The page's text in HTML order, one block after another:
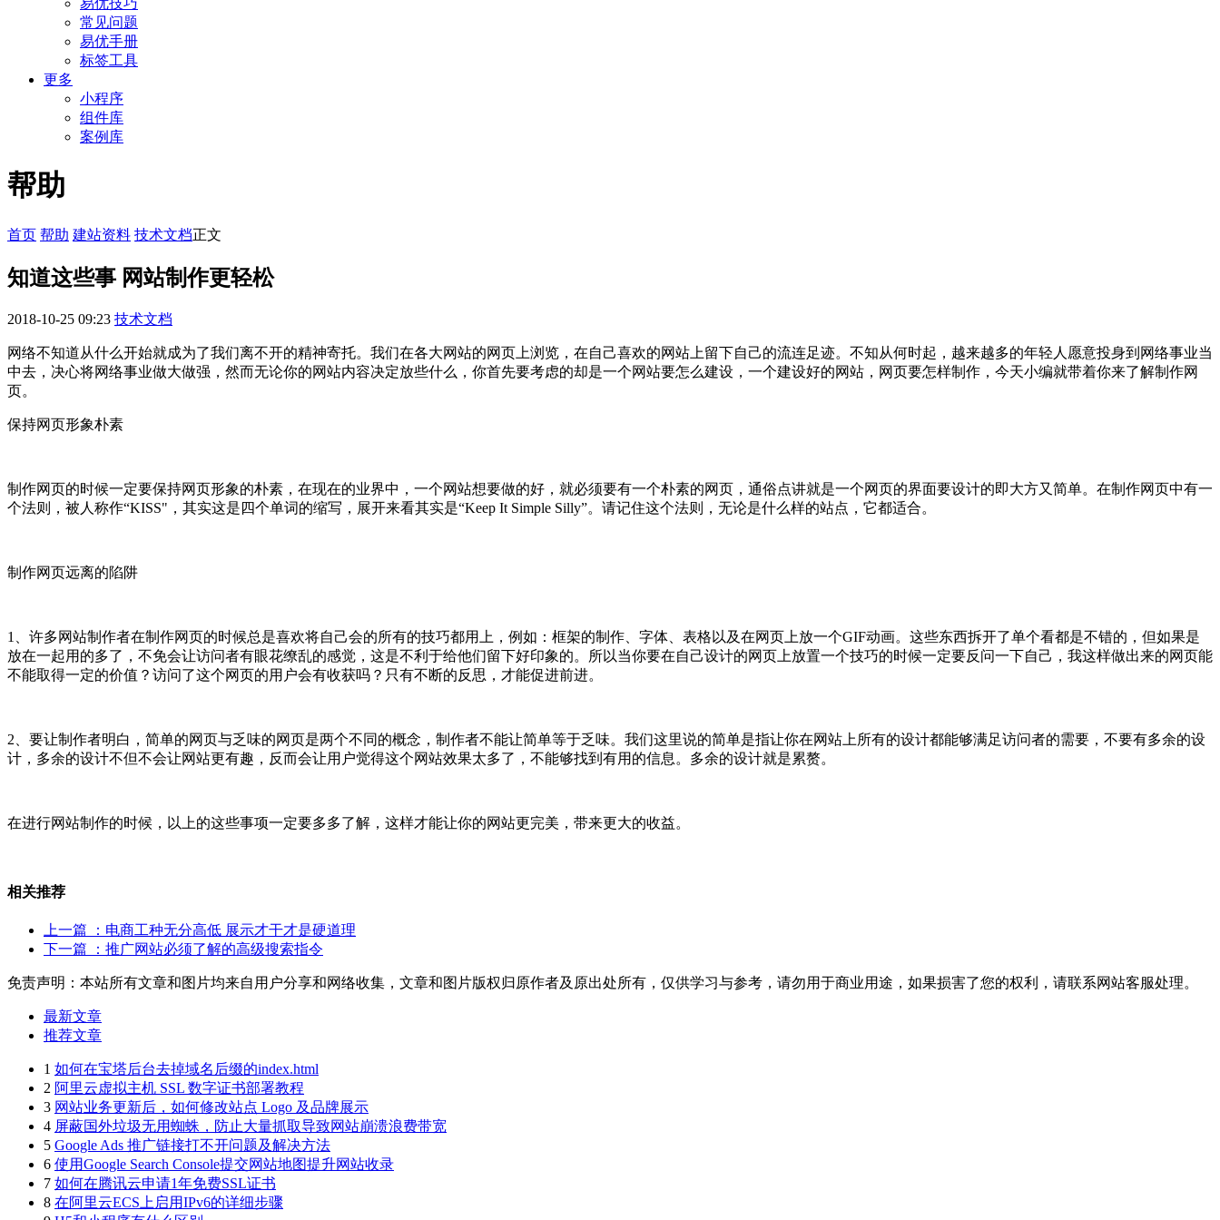
易优技巧
常见问题
易优手册
标签工具
更多
小程序
组件库
案例库
帮助
首页 帮助 建站资料 技术文档正文
知道这些事 网站制作更轻松
2018-10-25 09:23 技术文档
网络不知道从什么开始就成为了我们离不开的精神寄托。我们在各大网站的网页上浏览，在自己喜欢的网站上留下自己的流连足迹。不知从何时起，越来越多的年轻人愿意投身到网络事业当
中去，决心将网络事业做大做强，然而无论你的网站内容决定放些什么，你首先要考虑的却是一个网站要怎么建设，一个建设好的网站，网页要怎样制作，今天小编就带着你来了解制作网
页。
保持网页形象朴素
制作网页的时候一定要保持网页形象的朴素，在现在的业界中，一个网站想要做的好，就必须要有一个朴素的网页，通俗点讲就是一个网页的界面要设计的即大方又简单。在制作网页中有一
个法则，被人称作“KISS"，其实这是四个单词的缩写，展开来看其实是“Keep It Simple Silly”。请记住这个法则，无论是什么样的站点，它都适合。
制作网页远离的陷阱
1、许多网站制作者在制作网页的时候总是喜欢将自己会的所有的技巧都用上，例如：框架的制作、字体、表格以及在网页上放一个GIF动画。这些东西拆开了单个看都是不错的，但如果是
放在一起用的多了，不免会让访问者有眼花缭乱的感觉，这是不利于给他们留下好印象的。所以当你要在自己设计的网页上放置一个技巧的时候一定要反问一下自己，我这样做出来的网页能
不能取得一定的价值？访问了这个网页的用户会有收获吗？只有不断的反思，才能促进前进。
2、要让制作者明白，简单的网页与乏味的网页是两个不同的概念，制作者不能让简单等于乏味。我们这里说的简单是指让你在网站上所有的设计都能够满足访问者的需要，不要有多余的设
计，多余的设计不但不会让网站更有趣，反而会让用户觉得这个网站效果太多了，不能够找到有用的信息。多余的设计就是累赘。
在进行网站制作的时候，以上的这些事项一定要多多了解，这样才能让你的网站更完美，带来更大的收益。
相关推荐
上一篇
：电商工种无分高低 展示才干才是硬道理
下一篇
：推广网站必须了解的高级搜索指令
免责声明：本站所有文章和图片均来自用户分享和网络收集，文章和图片版权归原作者及原出处所有，仅供学习与参考，请勿用于商业用途，如果损害了您的权利，请联系网站客服处理。
最新文章
推荐文章
1 如何在宝塔后台去掉域名后缀的index.html
2 阿里云虚拟主机 SSL 数字证书部署教程
3 网站业务更新后，如何修改站点 Logo 及品牌展示
4 屏蔽国外垃圾无用蜘蛛，防止大量抓取导致网站崩溃浪费带宽
5 Google Ads 推广链接打不开问题及解决方法
6 使用Google Search Console提交网站地图提升网站收录
7 如何在腾讯云申请1年免费SSL证书
8 在阿里云ECS上启用IPv6的详细步骤